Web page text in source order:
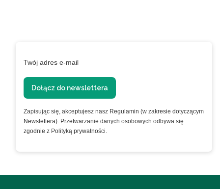
Twój adres e-mail
Dołącz do newslettera
Zapisując się, akceptujesz nasz Regulamin (w zakresie dotyczącym
Newslettera). Przetwarzanie danych osobowych odbywa się
zgodnie z Polityką prywatności.